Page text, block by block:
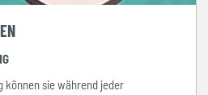
können sie während jeder